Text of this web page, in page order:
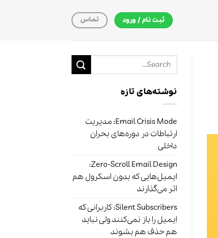
ثبت نام / ورود تماس
نوشته‌های تازه
Email Crisis Mode: مدیریت
ارتباطات در دوره‌های بحران
داخلی
Zero-Scroll Email Design:
ایمیل‌هایی که بدون اسکرول هم
اثر می‌گذارند
Silent Subscribers: کاربرانی که
ایمیل را باز نمی‌کنند ولی نباید
هم حذف هم بشوند